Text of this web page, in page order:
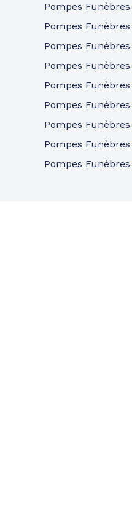
Pompes Funèbres
Pompes Funèbres
Pompes Funèbres
Pompes Funèbres
Pompes Funèbres
Pompes Funèbres
Pompes Funèbres
Pompes Funèbres
Pompes Funèbres